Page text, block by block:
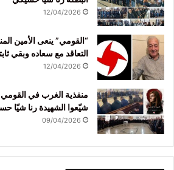
12/04/2026
“القومي” ينعى الأمين
التعاقد مع سعاده وبقي
12/04/2026
منفذية الغرب في
شيّعوا الشهيدة رنا شيّا
09/04/2026